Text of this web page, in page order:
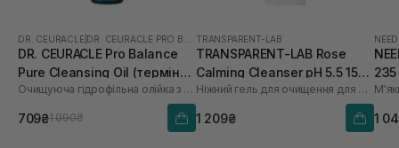
DR. CEURACLE
DR. CEURACLE Pro Balance
Pure Cleansing Oil (термін
до 01.27р.) 155 мл
Очищуюча гідрофільна олійка з пробіотиками
709₴1 090₴
TRANSPARENT-LAB
TRANSPARENT-LAB Rose
Calming Cleanser pH 5.5 150
мл
Ніжний гель для очищення для обличчя
1 209₴ 1